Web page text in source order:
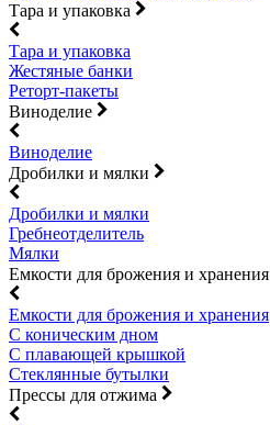
Тара и упаковка
Тара и упаковка
Жестяные банки
Реторт-пакеты
Виноделие
Виноделие
Дробилки и мялки
Дробилки и мялки
Гребнеотделитель
Мялки
Емкости для брожения и хранения
Емкости для брожения и хранения
С коническим дном
С плавающей крышкой
Стеклянные бутылки
Прессы для отжима